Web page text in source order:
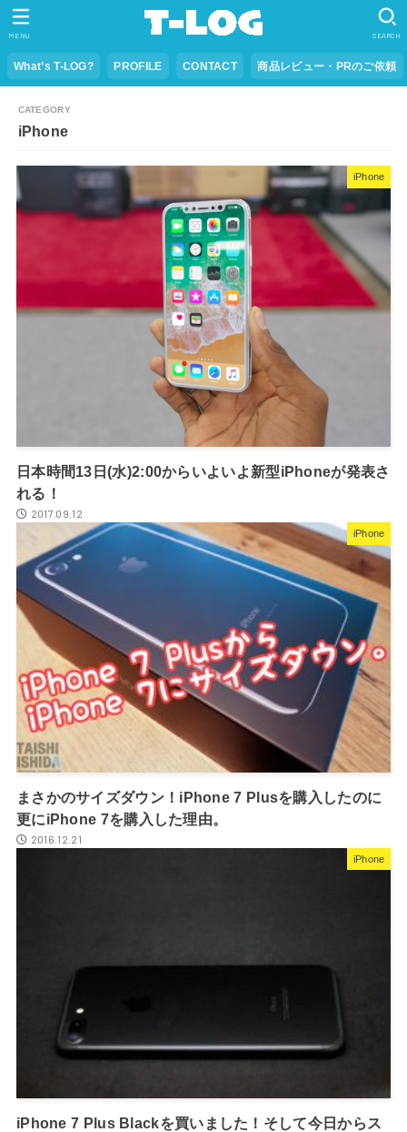
What’s T-LOG? PROFILE CONTACT 商品レビュー・PRのご依頼
SEARCH
MENU
iPhone
iPhone
日本時間13日(水)2:00からいよいよ新型iPhoneが発表さ
れる！
2017.09.12
iPhone
まさかのサイズダウン！iPhone 7 Plusを購入したのに
更にiPhone 7を購入した理由。
2016.12.21
iPhone
iPhone 7 Plus Blackを買いました！そして今日からス